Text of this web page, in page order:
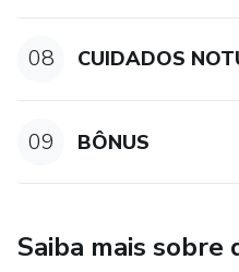
08 CUIDADOS
09 BÔNUS
Saiba mais sobre